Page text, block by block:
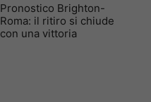
Pronostico Brighton-
Roma: il ritiro si chiude
con una vittoria